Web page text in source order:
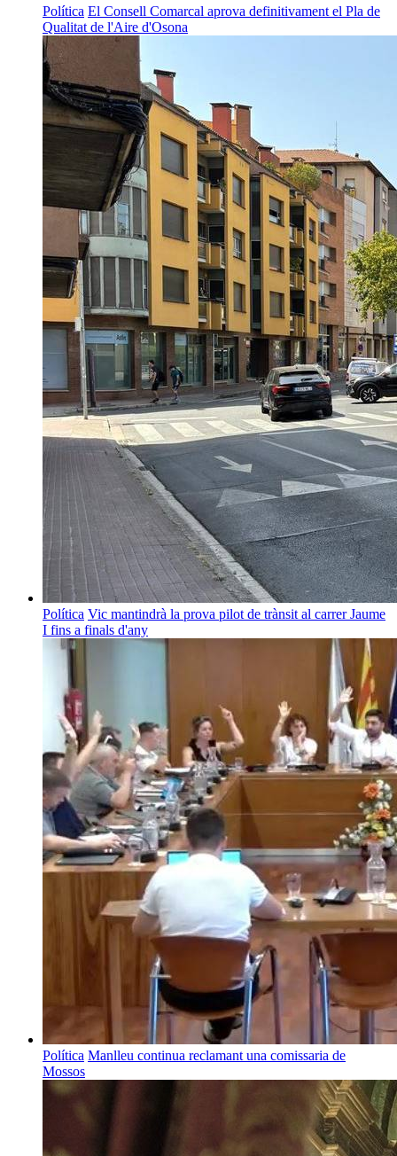
Política El Consell Comarcal aprova definitivament el Pla de
Qualitat de l'Aire d'Osona
Política Vic mantindrà la prova pilot de trànsit al carrer Jaume
I fins a finals d'any
Política Manlleu continua reclamant una comissaria de
Mossos